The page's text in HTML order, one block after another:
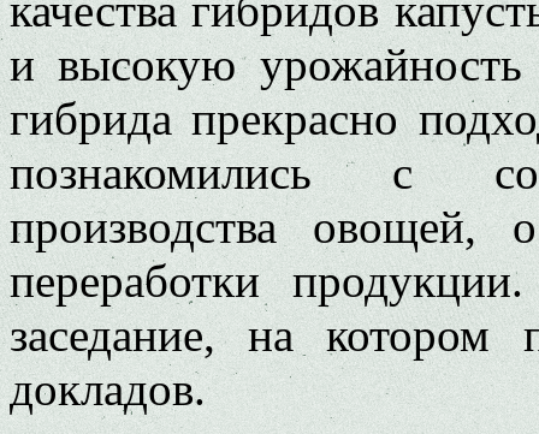
и высокую
гибрида прекрасно
познакомились с
производства овощей,
переработки
заседание, на котором
докладов.